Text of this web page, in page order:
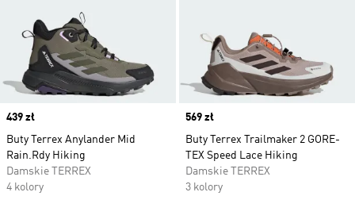
Price
439 zł
Buty Terrex Anylander Mid
Rain.Rdy Hiking
Damskie TERREX
4 kolory
Price
569 zł
Buty Terrex Trailmaker 2 GORE-
TEX Speed Lace Hiking
Damskie TERREX
3 kolory